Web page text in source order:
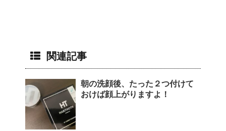
関連記事
朝の洗顔後、たった２つ付けて
おけば顔上がりますよ！